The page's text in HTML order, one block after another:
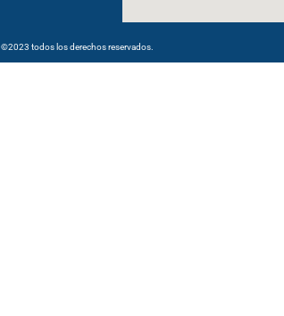
©2023 todos los derechos reservados.